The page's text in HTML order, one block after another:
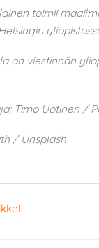
toimii
on viestinnän
Timo Uotinen /
/ Unsplash